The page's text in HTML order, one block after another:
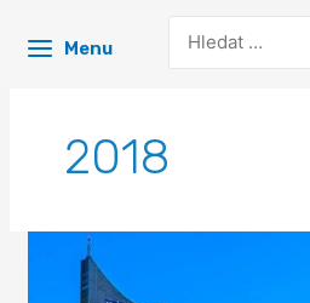
Menu
for:
2018